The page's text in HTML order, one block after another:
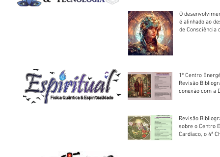
O
é alinhado ao
de Consciência
1º Centro
Revisão
conexão com a
Revisão
sobre o Centro
Cardíaco, o 4ª